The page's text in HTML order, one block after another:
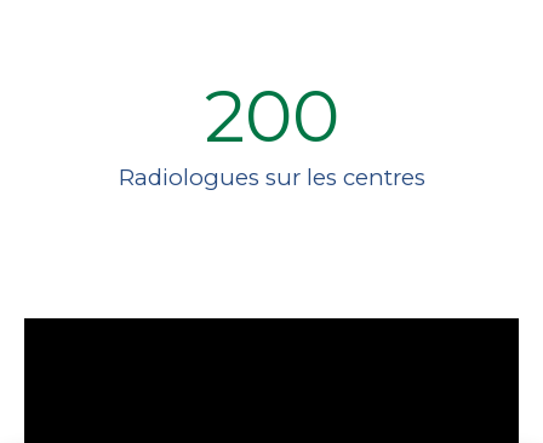
200
Radiologues sur les centres